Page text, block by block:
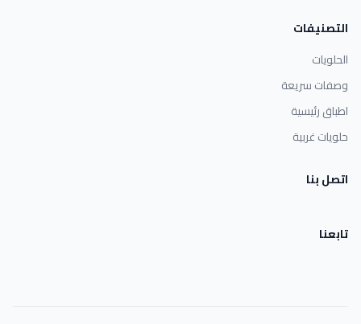
التصنيفات
الحلويات
وصفات سريعة
اطباق رئيسية
حلويات غربية
اتصل بنا
تابعنا